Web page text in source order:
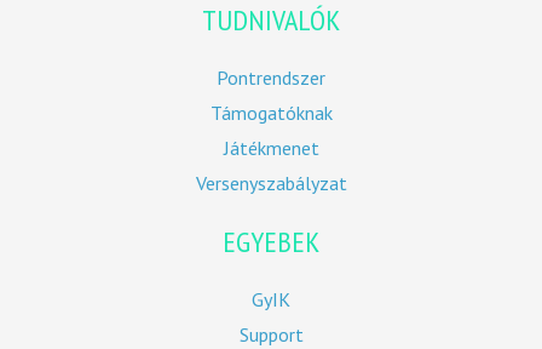
TUDNIVALÓK
Pontrendszer
Támogatóknak
Játékmenet
Versenyszabályzat
EGYEBEK
GyIK
Support